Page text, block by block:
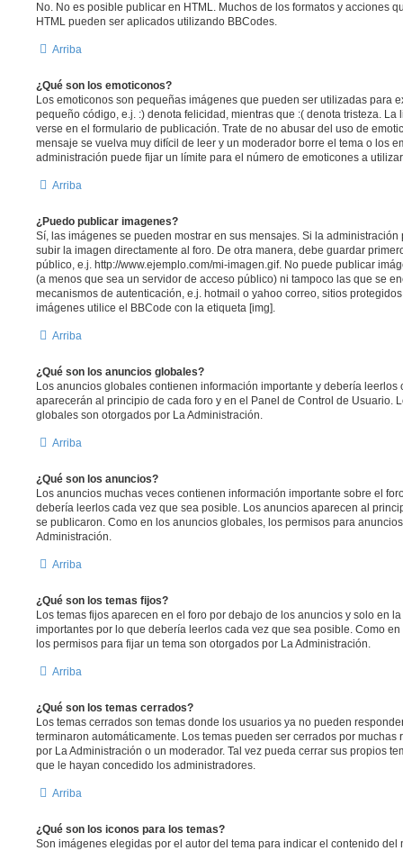
No. No es posible publicar en HTML. Muchos de los formatos y acciones
HTML pueden ser aplicados utilizando BBCodes.
Arriba
¿Qué son los emoticonos?
Los emoticonos son pequeñas imágenes que pueden ser utilizadas para
pequeño código, e.j. :) denota felicidad, mientras que :( denota tristeza.
verse en el formulario de publicación. Trate de no abusar del uso de
mensaje se vuelva muy difícil de leer y un moderador borre el tema o los
administración puede fijar un límite para el número de emoticones a
Arriba
¿Puedo publicar imagenes?
Sí, las imágenes se pueden mostrar en sus mensajes. Si la
subir la imagen directamente al foro. De otra manera, debe guardar
público, e.j. http://www.ejemplo.com/mi-imagen.gif. No puede publicar
(a menos que sea un servidor de acceso público) ni tampoco las que se
mecanismos de autenticación, e.j. hotmail o yahoo correo, sitios
imágenes utilice el BBCode con la etiqueta [img].
Arriba
¿Qué son los anuncios globales?
Los anuncios globales contienen información importante y debería leerlos
aparecerán al principio de cada foro y en el Panel de Control de Usuario.
globales son otorgados por La Administración.
Arriba
¿Qué son los anuncios?
Los anuncios muchas veces contienen información importante sobre el
debería leerlos cada vez que sea posible. Los anuncios aparecen al
se publicaron. Como en los anuncios globales, los permisos para
Administración.
Arriba
¿Qué son los temas fijos?
Los temas fijos aparecen en el foro por debajo de los anuncios y solo en
importantes por lo que debería leerlos cada vez que sea posible. Como
los permisos para fijar un tema son otorgados por La Administración.
Arriba
¿Qué son los temas cerrados?
Los temas cerrados son temas donde los usuarios ya no pueden
terminaron automáticamente. Los temas pueden ser cerrados por muchas
por La Administración o un moderador. Tal vez pueda cerrar sus propios
que le hayan concedido los administradores.
Arriba
¿Qué son los iconos para los temas?
Son imágenes elegidas por el autor del tema para indicar el contenido del